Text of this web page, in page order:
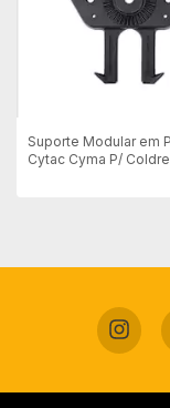
Suporte Modular em
Cytac Cyma P/